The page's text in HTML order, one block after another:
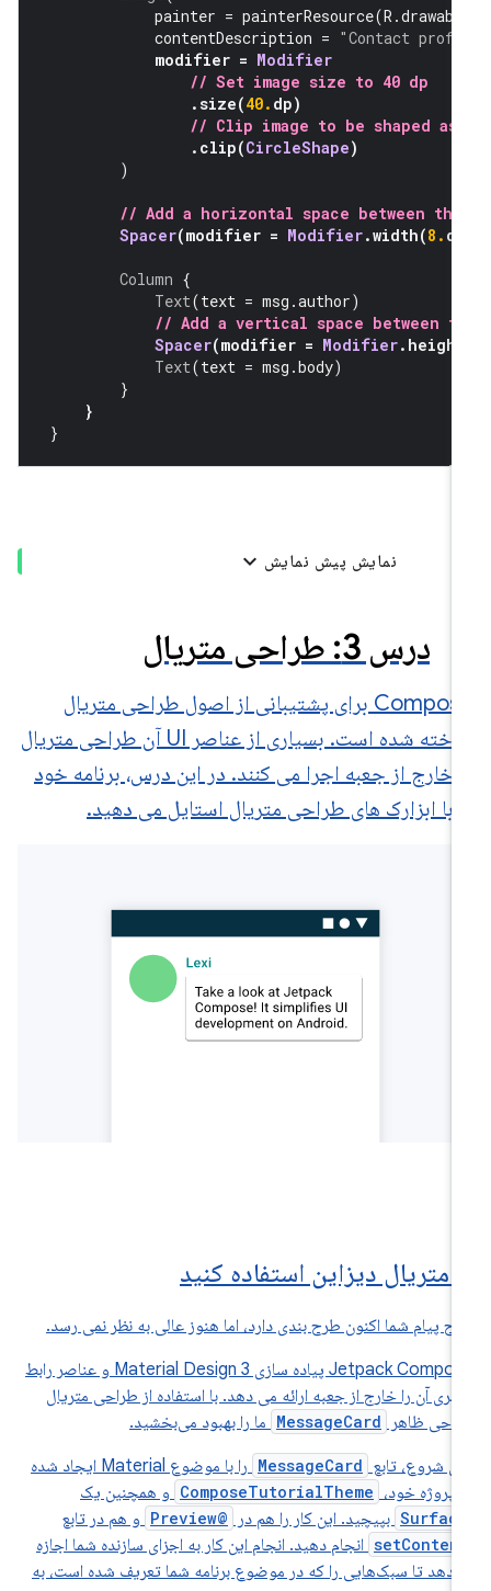
painter = painterResource(R.
contentDescription = "Contact
modifier = Modifier
// Set image size to 40 dp
.size( 40.
// Clip image to be shaped
.clip(CircleShape
// Add a horizontal space between the
Spacer(modifier = Modifier.width (
Column
Text(text = msg.author
// Add a vertical space between
Spacer(modifier = Modifier.height
Text(text = msg.body
نمایش پیش نمایش
درس 3: طراحی متریال
Compose برای پشتیبانی از اصول طراحی متریال
ساخته شده است. بسیاری از عناصر UI آن طراحی متریال
خارج از جعبه اجرا می کنند. در این درس، برنامه خود
با ابزارک های طراحی متریال استایل می دهید.
متریال دیزاین استفاده کنید
پیام شما اکنون طرح بندی دارد، اما هنوز عالی به نظر نمی رسد.
Jetpack Compose پیاده سازی Material Design 3 و عناصر رابط
آن را خارج از جعبه ارائه می دهد. با استفاده از طراحی متریال
ظاهر MessageCard ما را بهبود می‌بخشید.
شروع، تابع MessageCard
را با موضوع Material ایجاد شده
پروژه خود، ComposeTutorialTheme و همچنین یک
بپیچید. این کار را هم در @Preview و هم در تابع
انجام دهید. انجام این کار به اجزای سازنده شما اجازه
تا سبک‌هایی را که در موضوع برنامه شما تعریف شده است، به